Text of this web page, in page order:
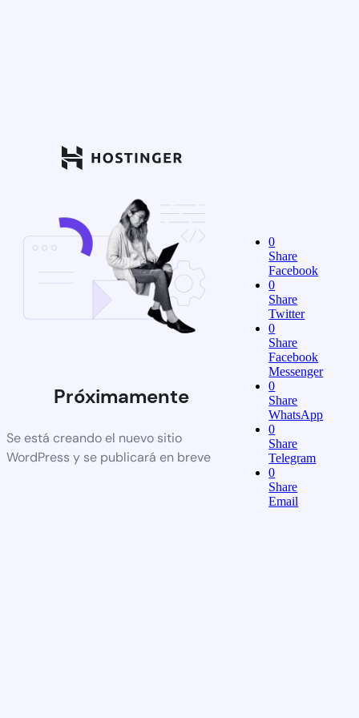
Próximamente
Se está creando el nuevo sitio
WordPress y se publicará en breve
0
Share
Facebook
0
Share
Twitter
0
Share
Facebook
Messenger
0
Share
WhatsApp
0
Share
Telegram
0
Share
Email